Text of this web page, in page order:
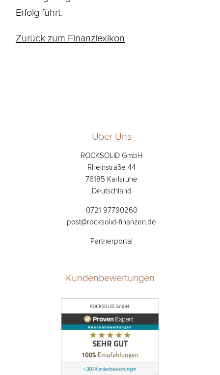
Erfolg führt.
Zurück zum Finanzlexikon
Über Uns
ROCKSOLID GmbH
Rheinstraße 44
76185 Karlsruhe
Deutschland
0721 97790260
post@rocksolid-finanzen.de
Partnerportal
Kundenbewertungen